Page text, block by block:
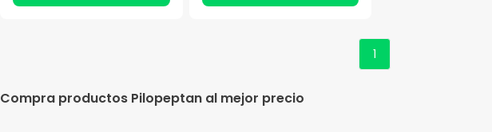
1
Compra productos Pilopeptan al mejor precio